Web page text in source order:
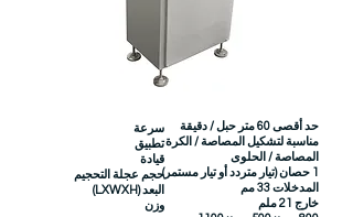
سرعة
تطبيق
قيادة
حجم عجلة التحجيم
البعد (LXWXH)
وزن
حد أقصى 60 متر حبل / دقيقة
مناسبة لتشكيل المصاصة / الكرة
المصاصة / الحلوى
1 حصان (تيار متردد أو تيار مستمر)
المدخلات 33 مم
خارج 21 ملم